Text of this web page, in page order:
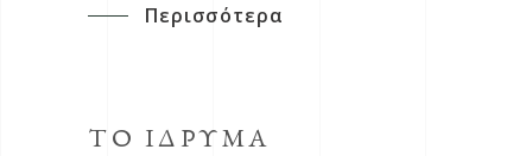
Περισσότερα
ΤΟ ΙΔΡΥΜΑ